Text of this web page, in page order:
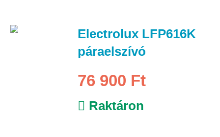
Electrolux LFP616K
páraelszívó
76 900 Ft
Raktáron